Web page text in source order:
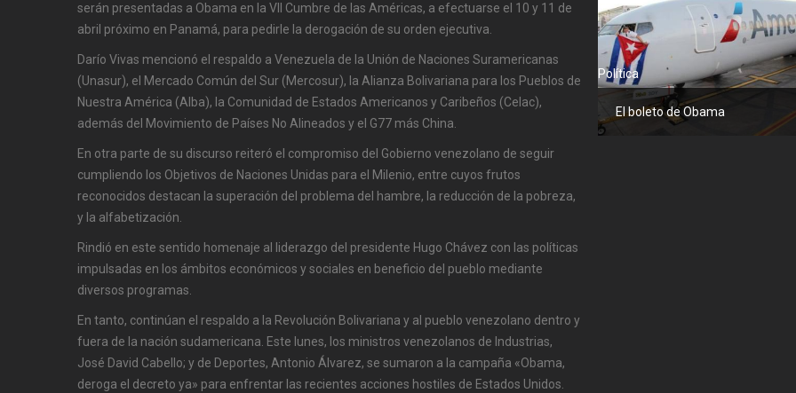
serán presentadas a Obama en la VII Cumbre de las Américas, a efectuarse el 10 y 11 de
abril próximo en Panamá, para pedirle la derogación de su orden ejecutiva.
Darío Vivas mencionó el respaldo a Venezuela de la Unión de Naciones Suramericanas
(Unasur), el Mercado Común del Sur (Mercosur), la Alianza Bolivariana para los Pueblos de
Nuestra América (Alba), la Comunidad de Estados Americanos y Caribeños (Celac),
además del Movimiento de Países No Alineados y el G77 más China.
En otra parte de su discurso reiteró el compromiso del Gobierno venezolano de seguir
cumpliendo los Objetivos de Naciones Unidas para el Milenio, entre cuyos frutos
reconocidos destacan la superación del problema del hambre, la reducción de la pobreza,
y la alfabetización.
Rindió en este sentido homenaje al liderazgo del presidente Hugo Chávez con las políticas
impulsadas en los ámbitos económicos y sociales en beneficio del pueblo mediante
diversos programas.
En tanto, continúan el respaldo a la Revolución Bolivariana y al pueblo venezolano dentro y
fuera de la nación sudamericana. Este lunes, los ministros venezolanos de Industrias,
José David Cabello; y de Deportes, Antonio Álvarez, se sumaron a la campaña «Obama,
deroga el decreto ya» para enfrentar las recientes acciones hostiles de Estados Unidos.
Política
El boleto de Obama